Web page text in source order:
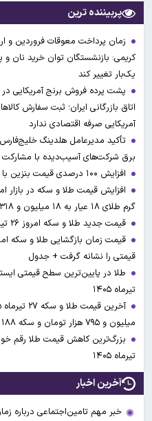
پربیننده ترین
زمان پرداخت معوقات فروردین
یک‌بار تغییر کند
پشت پرده فروش برنج آمریکایی
اتاق بازرگانی ایران؛ ثبت سفارش
آمریکایی صرفه اقتصادی ندارد
تأکید مدیرعامل هلدینگ
برق شرکت‌های آسیب‌دیده با مشارکت
افزایش ۱۰۰ درصدی قیمت بنزین با موافقت سران قوا
گرم طلای ۱۸ عیار به ۱۸ میلیون و ۳۱۸ هزار و ۱۰۰ تومان رسید
قیمت جدید طلا و سکه امروز ۲۶ تیرماه ۱۴۰۵/ جدول
قیمتی را نشانه گرفت + جدول
تیرماه ۱۴۰۵
میلیون و ۷۹۵ هزار تومان و سکه ۱۸۸ میلیون و ۵۰۰ هزار تومان شد
تیرماه ۱۴۰۵
آخرین اخبار
خبر مهم تامین‌اجتماعی درباره